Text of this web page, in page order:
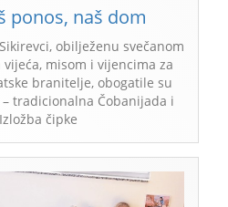
ponos, naš dom
obilježenu svečanom
misom i vijencima za
branitelje, obogatile su
tradicionalna Čobanijada i
čipke